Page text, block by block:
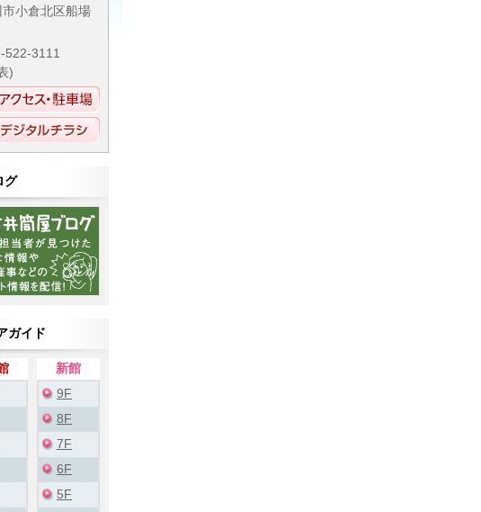
小倉北区船場
522-3111
)
グ
ガイド
新館
9F
8F
7F
6F
5F